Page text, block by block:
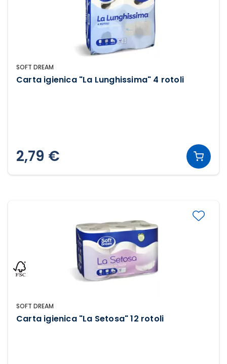
SOFT DREAM
Carta igienica "La Lunghissima" 4 rotoli
2,79 €
SOFT DREAM
Carta igienica "La Setosa" 12 rotoli